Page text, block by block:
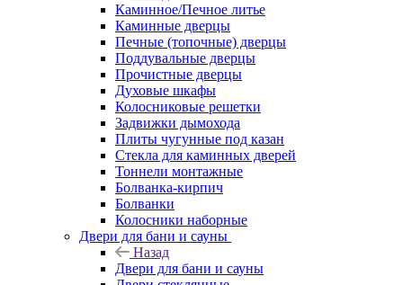
Каминное/Печное литье
Каминные дверцы
Печные (топочные) дверцы
Поддувальные дверцы
Прочистные дверцы
Духовые шкафы
Колосниковые решетки
Задвижки дымохода
Плиты чугунные под казан
Стекла для каминных дверей
Тоннели монтажные
Болванка-кирпич
Болванки
Колосники наборные
Двери для бани и сауны
Назад
Двери для бани и сауны